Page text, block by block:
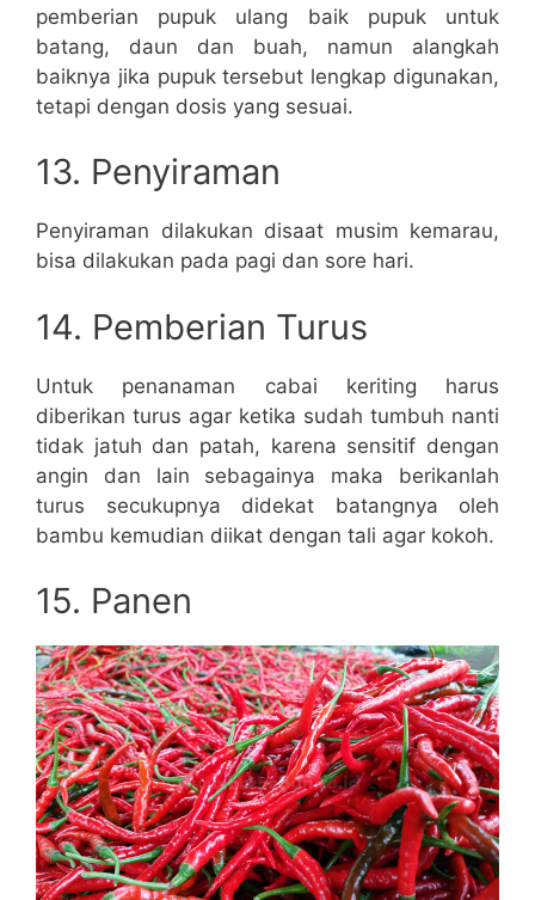
pemberian pupuk ulang baik pupuk untuk
batang, daun dan buah, namun alangkah
baiknya jika pupuk tersebut lengkap digunakan,
tetapi dengan dosis yang sesuai.
13. Penyiraman
Penyiraman dilakukan disaat musim kemarau,
bisa dilakukan pada pagi dan sore hari.
14. Pemberian Turus
Untuk penanaman cabai keriting harus
diberikan turus agar ketika sudah tumbuh nanti
tidak jatuh dan patah, karena sensitif dengan
angin dan lain sebagainya maka berikanlah
turus secukupnya didekat batangnya oleh
bambu kemudian diikat dengan tali agar kokoh.
15. Panen